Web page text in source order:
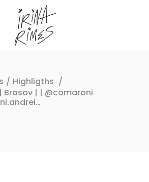
/ Highligths /
Brasov | | @comaroni